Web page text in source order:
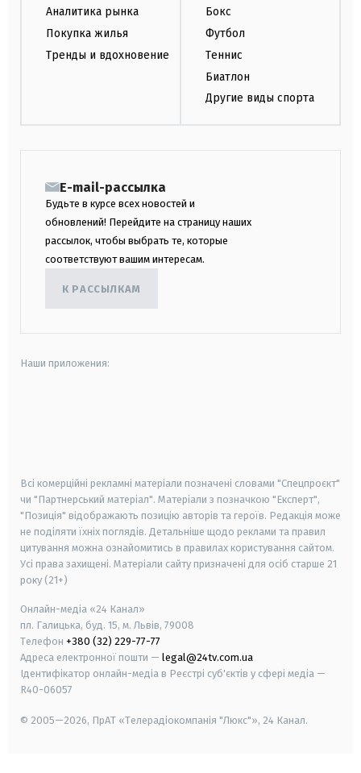
Аналитика рынка
Покупка жилья
Тренды и вдохновение
Бокс
Футбол
Теннис
Биатлон
Другие виды спорта
E-mail-рассылка
Будьте в курсе всех новостей и
обновлений! Перейдите на страницу наших
рассылок, чтобы выбрать те, которые
соответствуют вашим интересам.
К РАССЫЛКАМ
Наши приложения:
Всі комерційні рекламні матеріали позначені словами "Спецпроєкт"
чи "Партнерський матеріал". Матеріали з позначкою "Експерт",
"Позиція" відображають позицію авторів та героїв. Редакція може
не поділяти їхніх поглядів. Детальніше щодо реклами та правил
цитування можна ознайомитись в правилах користування сайтом.
Усі права захищені. Матеріали сайту призначені для осіб старше 21
року (21+)
Онлайн-медіа «24 Канал»
пл. Галицька, буд. 15, м. Львів, 79008
Телефон +380 (32) 229-77-77
Адреса електронної пошти — legal@24tv.com.ua
Ідентифікатор онлайн-медіа в Реєстрі суб'єктів у сфері медіа —
R40-06057
© 2005—2026, ПрАТ «Телерадіокомпанія "Люкс"», 24 Канал.